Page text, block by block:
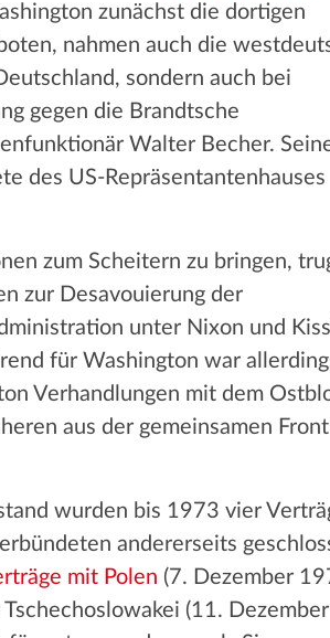
zunächst die dortigen
nahmen auch die
sondern auch bei
gegen die Brandtsche
Walter Becher.
des US-Repräsentantenhauses
zum Scheitern zu bringen,
zur Desavouierung der
unter Nixon und
für Washington war
Verhandlungen mit dem
aus der gemeinsamen
wurden bis 1973 vier
andererseits
mit Polen (7. Dezember
(11. Dezember